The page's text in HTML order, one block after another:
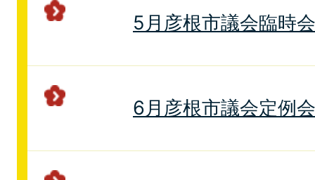
5月彦根市議会臨時
6月彦根市議会定例